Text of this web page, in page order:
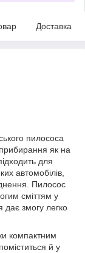
Доставка
пилососа
як на
для
автомобілів,
Пилосос
сміттям у
дає змогу легко
компактним
й у